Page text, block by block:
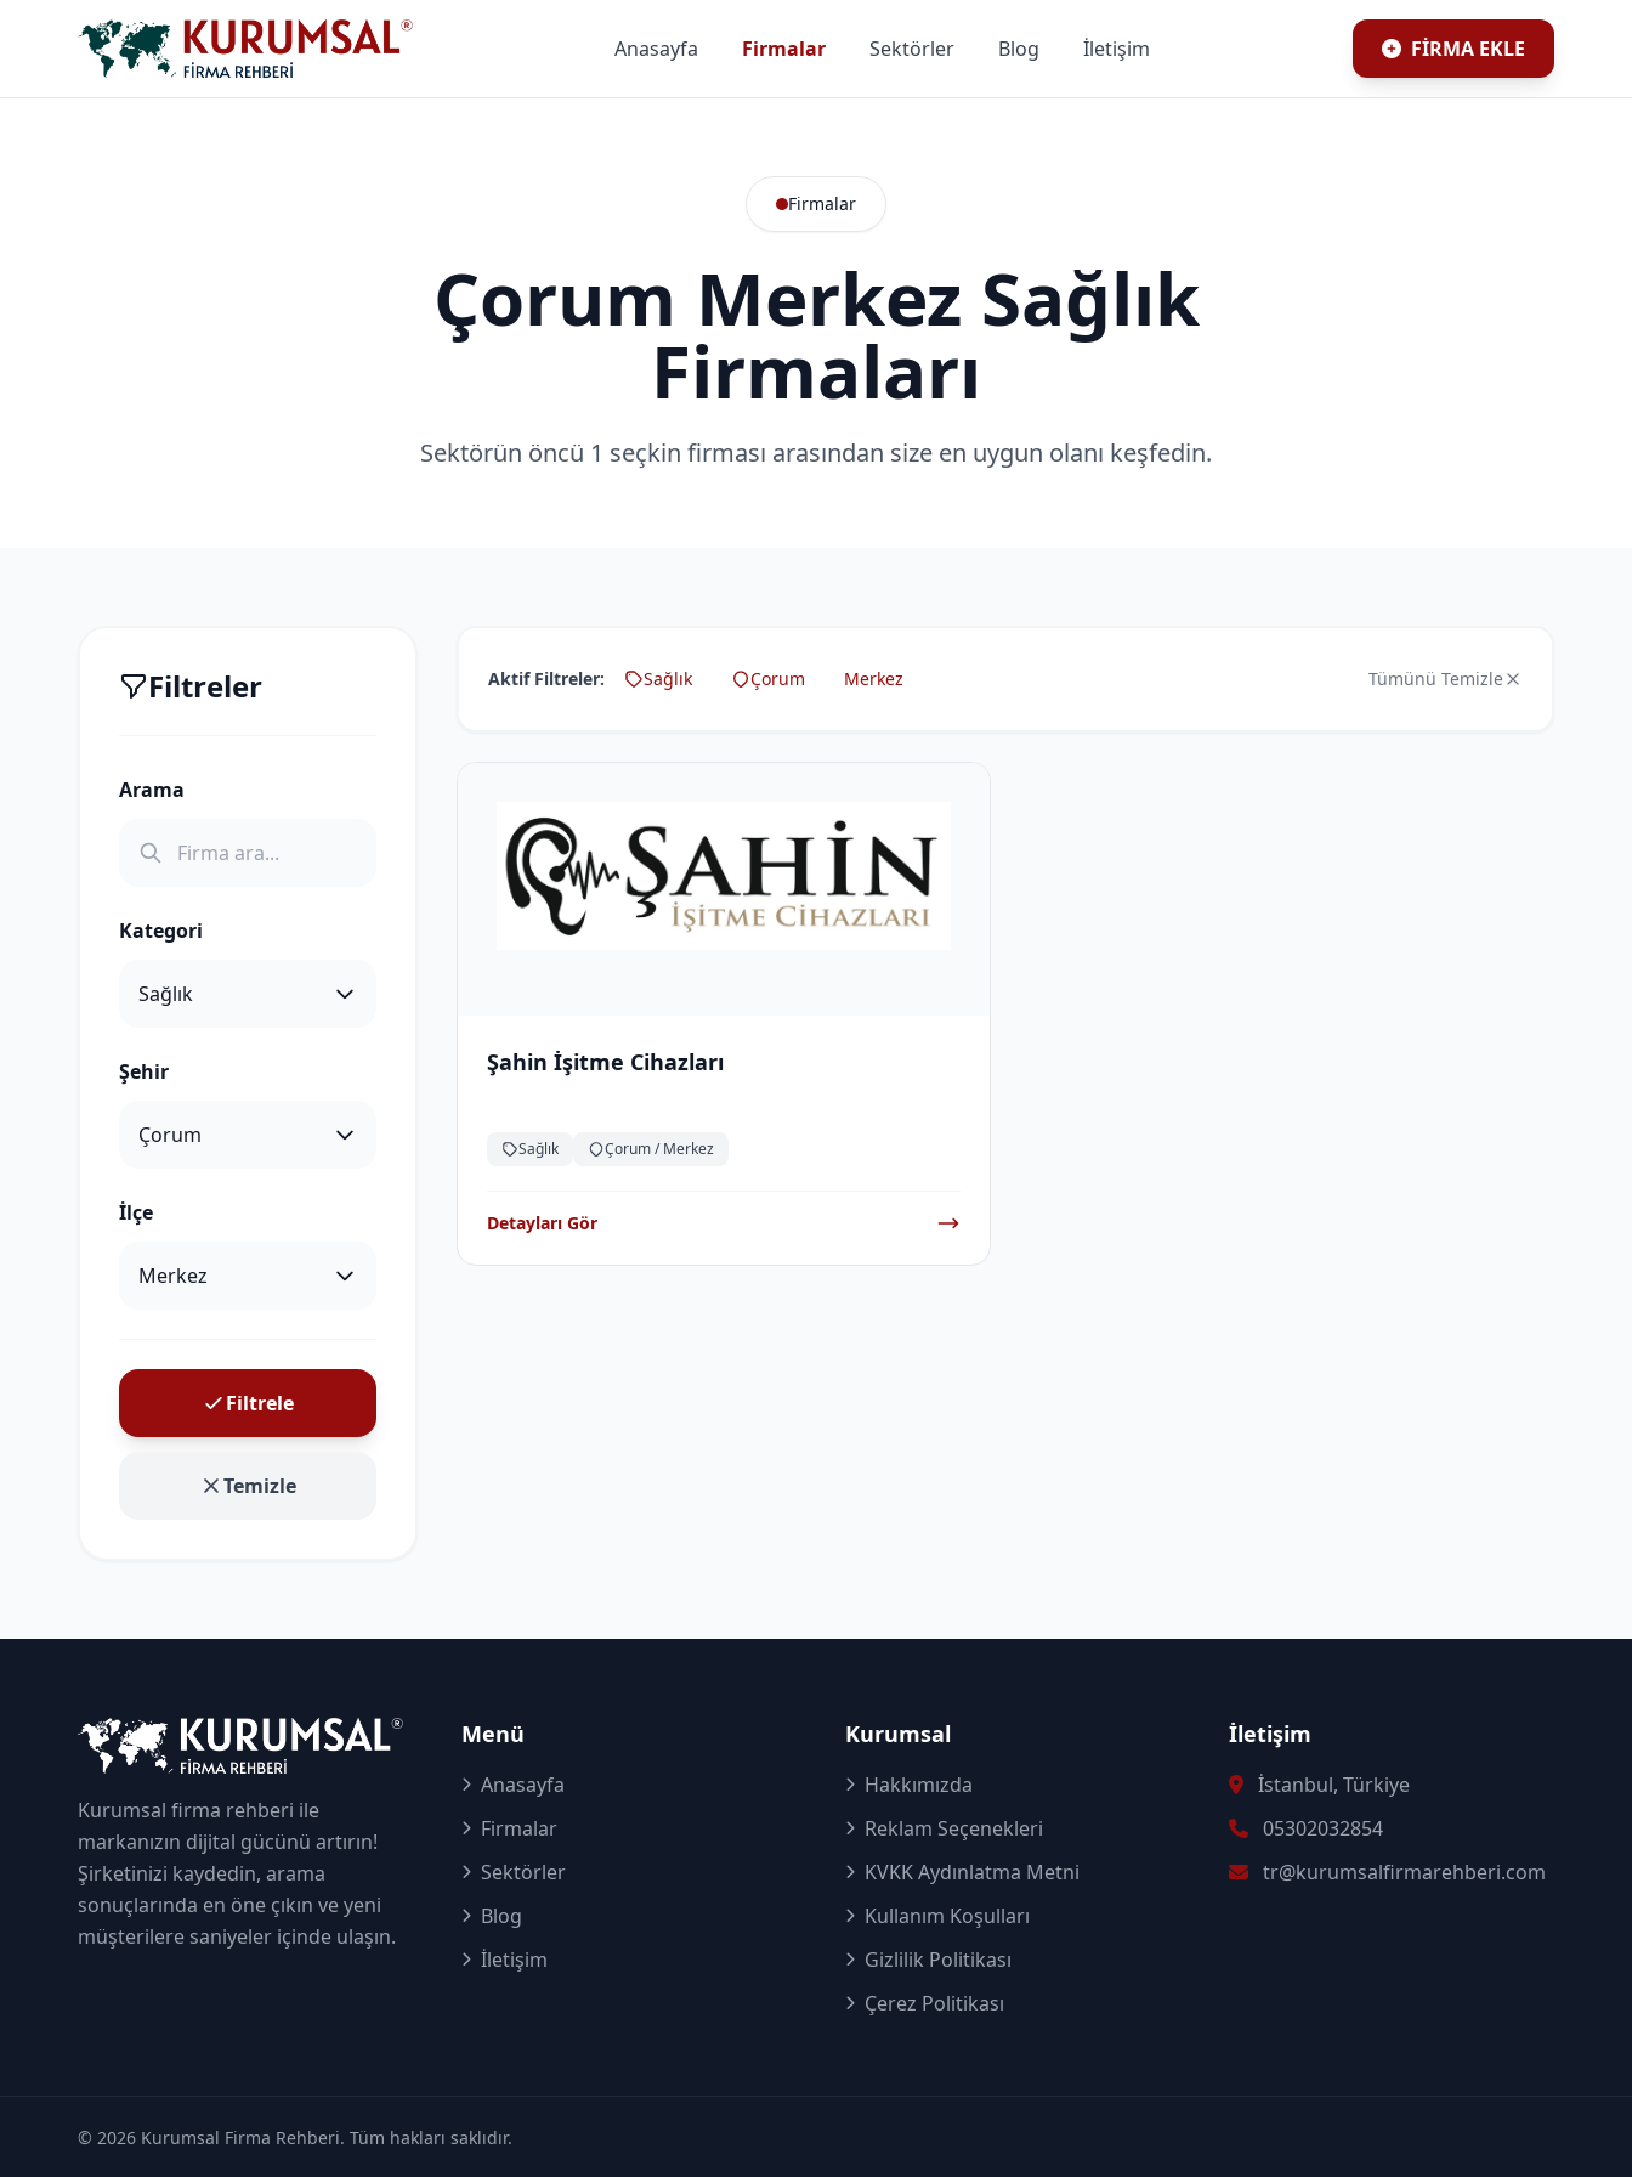
Anasayfa Firmalar Sektörler Blog İletişim FİRMA EKLE
Firmalar
Çorum Merkez Sağlık
Firmaları
Sektörün öncü 1 seçkin firması arasından size en uygun olanı keşfedin.
Filtreler
Arama
Kategori
Şehir
İlçe
Filtrele
Temizle
Aktif Filtreler: Sağlık Çorum Merkez Tümünü Temizle
Şahin İşitme Cihazları
Sağlık Çorum / Merkez
Detayları Gör
Kurumsal firma rehberi ile
markanızın dijital gücünü artırın!
Şirketinizi kaydedin, arama
sonuçlarında en öne çıkın ve yeni
müşterilere saniyeler içinde ulaşın.
Menü
Anasayfa
Firmalar
Sektörler
Blog
İletişim
Kurumsal
Hakkımızda
Reklam Seçenekleri
KVKK Aydınlatma Metni
Kullanım Koşulları
Gizlilik Politikası
Çerez Politikası
İletişim
İstanbul, Türkiye
05302032854
tr@kurumsalfirmarehberi.com
© 2026 Kurumsal Firma Rehberi. Tüm hakları saklıdır.